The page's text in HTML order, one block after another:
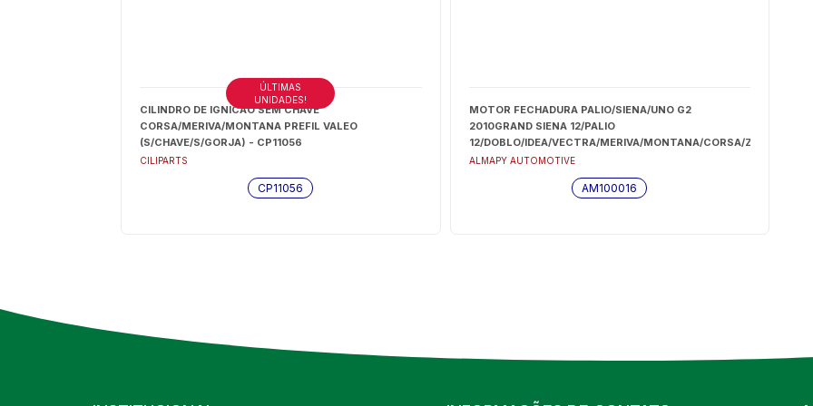
CILINDRO DE IGNICAO SEM CHAVE
CORSA/MERIVA/MONTANA PREFIL VALEO
(S/CHAVE/S/GORJA) - CP11056
CILIPARTS
ÚLTIMAS
UNIDADES!
CP11056
MOTOR FECHADURA PALIO/SIENA/UNO G2
2010GRAND SIENA 12/PALIO
12/DOBLO/IDEA/VECTRA/MERIVA/MONTANA/CORSA/ZAFIRA/
AMAZON 2011/ECOSPORT 2011/KA (DIANT/TRAS) -
ALMAPY AUTOMOTIVE
AM100016